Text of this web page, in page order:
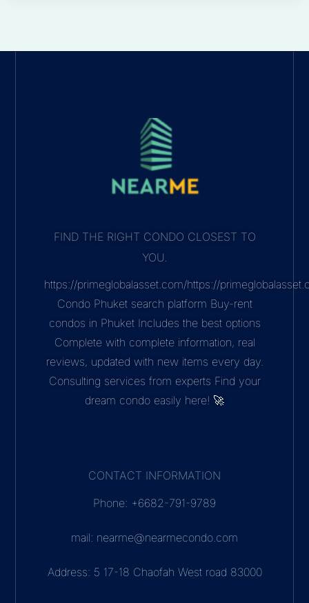
FIND THE RIGHT CONDO CLOSEST TO
YOU.
https://primeglobalasset.com/https://
Condo Phuket search platform Buy-rent
condos in Phuket Includes the best options
Complete with complete information, real
reviews, updated with new items every day.
Consulting services from experts Find your
dream condo easily here! 🚀
CONTACT INFORMATION
Phone: +6682-791-9789
mail: nearme@nearmecondo.com
Address: 5 17-18 Chaofah West road 83000